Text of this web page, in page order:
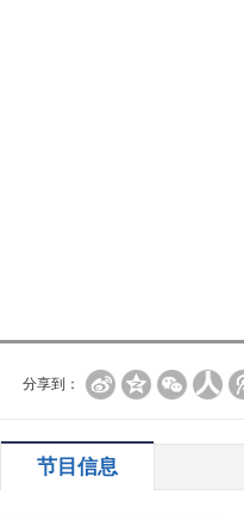
分享到：
节目信息